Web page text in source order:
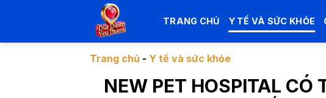
TRANG CHỦ Y TẾ VÀ SỨC KHỎE
Trang chủ - Y tế và sức khỏe
NEW PET HOSPITAL